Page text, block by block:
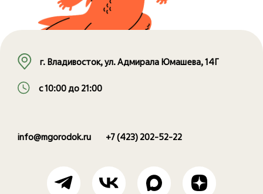
г. Владивосток, ул. Адмирала Юмашева, 14Г
с 10:00 до 21:00
info@mgorodok.ru +7 (423) 202-52-22